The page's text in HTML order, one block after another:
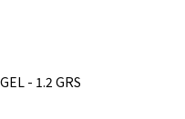
- 1.2 GRS